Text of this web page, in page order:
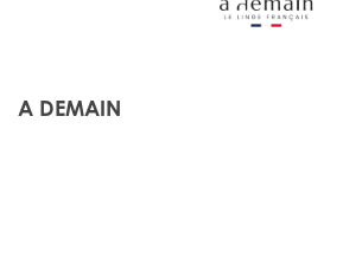
A DEMAIN